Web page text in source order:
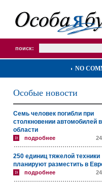
поиск:
NO
Особые новости
Семь человек погибли при
столкновении автомобилей
области
подробнее
250 единиц тяжелой техники
планируют разместить в
подробнее